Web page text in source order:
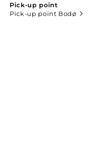
Pick-up point
Pick-up point Bodø